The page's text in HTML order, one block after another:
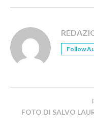
Follow
FOTO DI SALVO